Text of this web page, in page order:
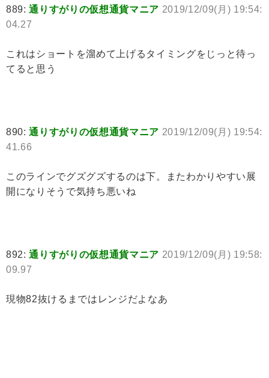
889:通りすがりの仮想通貨マニア 2019/12/09(月) 19:54:
04.27
これはショートを溜めて上げるタイミングをじっと待っ
てると思う
890:通りすがりの仮想通貨マニア 2019/12/09(月) 19:54:
41.66
このラインでグズグズするのは下。またわかりやすい展
開になりそうで気持ち悪いね
892:通りすがりの仮想通貨マニア 2019/12/09(月) 19:58:
09.97
現物82抜けるまではレンジだよなあ